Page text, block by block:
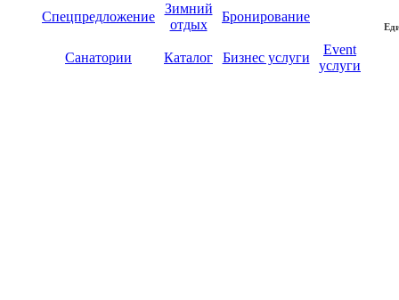
Спецпредложение
Зимний
отдых
Бронирование
Санатории Каталог Бизнес услуги
Event
услуги